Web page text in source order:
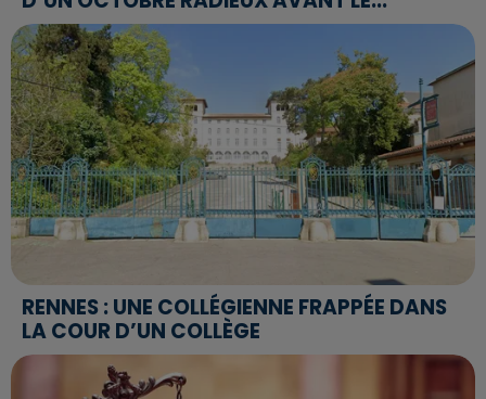
RENNES : UNE COLLÉGIENNE FRAPPÉE DANS
LA COUR D’UN COLLÈGE